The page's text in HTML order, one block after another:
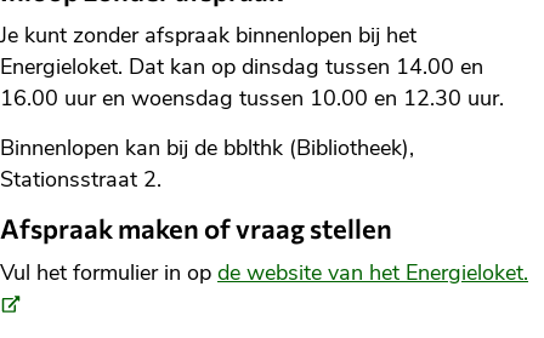
Je kunt zonder afspraak binnenlopen bij het
Energieloket. Dat kan op dinsdag tussen 14.00 en
16.00 uur en woensdag tussen 10.00 en 12.30 uur.
Binnenlopen kan bij de bblthk (Bibliotheek),
Stationsstraat 2.
Afspraak maken of vraag stellen
Vul het formulier in op de website van het Energieloket.